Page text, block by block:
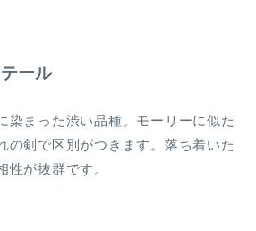
ール
染まった渋い品種。モーリーに似た
の剣で区別がつきます。落ち着いた
性が抜群です。